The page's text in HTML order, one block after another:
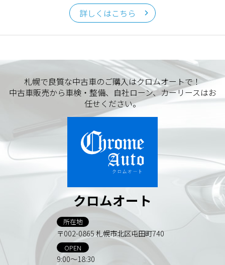
詳しくはこちら
札幌で良質な中古車のご購入はクロムオートで！
中古車販売から車検・整備、自社ローン、カーリースはお
任せください。
クロムオート
所在地
〒002-0865 札幌市北区屯田町740
OPEN
9:00～18:30